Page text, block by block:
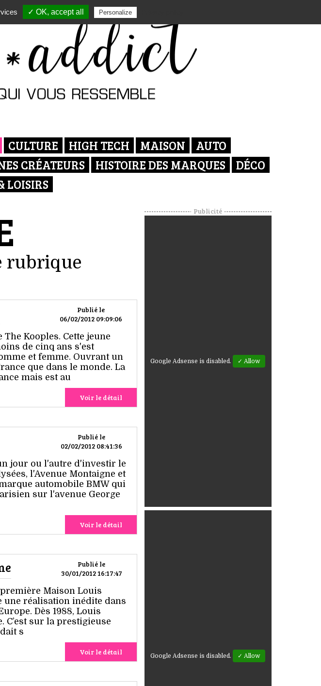
CULTURE HIGH TECH MAISON
AUTO
CRÉATEURS HISTOIRE DES MARQUES
DÉCO
LOISIRS
rubrique
Publié le
06/02/2012 09:09:06
Kooples. Cette jeune
de cinq ans s'est
et femme. Ouvrant un
que dans le monde. La
mais est au
Voir le détail
Publié le
02/02/2012 08:41:36
jour ou l'autre d'investir le
l'Avenue Montaigne et
automobile BMW qui
sur l'avenue George
Voir le détail
Publié le
30/01/2012 16:17:47
Maison Louis
une réalisation inédite dans
Dès 1988, Louis
sur la prestigieuse
s
Voir le détail
Publicité
Google Adsense is disabled. ✓ Allow
Google Adsense is disabled. ✓ Allow
✓ OK, accept all Personalize